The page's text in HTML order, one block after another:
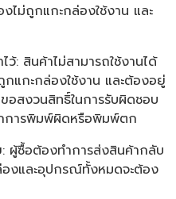
ไม่ถูกแกะกล่องใช้งาน และ
: สินค้าไม่สามารถใช้งานได้
แกะกล่องใช้งาน และต้องอยู่
สงวนสิทธิ์ในการรับผิดชอบ
การพิมพ์ผิดหรือพิมพ์ตก
ผู้ซื้อต้องทำการส่งสินค้ากลับ
งและอุปกรณ์ทั้งหมดจะต้อง